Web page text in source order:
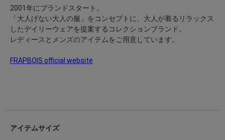
2001年にブランドスタート。
「大人げない大人の服」をコンセプトに、大人が着るリラックス
したデイリーウェアを提案するコレクションブランド。
レディースとメンズのアイテムをご用意しています。
FRAPBOIS official website
アイテムサイズ